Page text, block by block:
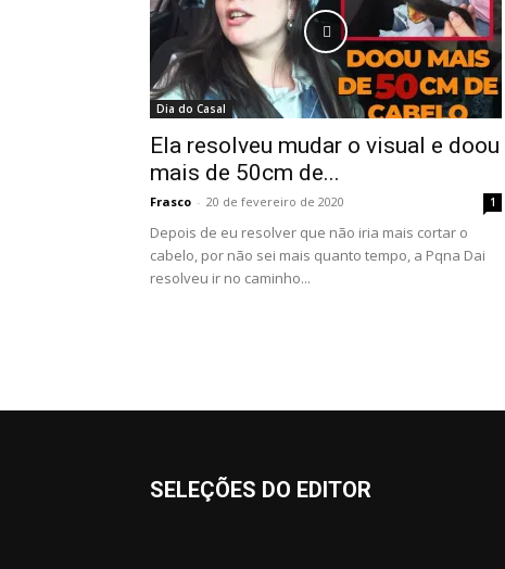
Dia do Casal
Ela resolveu mudar o visual e doou
mais de 50cm de...
Frasco - 20 de fevereiro de 2020 1
Depois de eu resolver que não iria mais cortar o
cabelo, por não sei mais quanto tempo, a Pqna Dai
resolveu ir no caminho...
SELEÇÕES DO EDITOR